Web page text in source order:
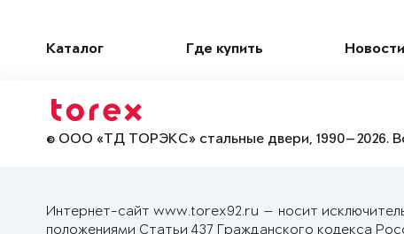
Каталог Где купить
© ООО «ТД ТОРЭКС» стальные двери, 1990—2026.
Интернет-сайт www.torex92.ru — носит
положениями Статьи 437 Гражданского кодекса